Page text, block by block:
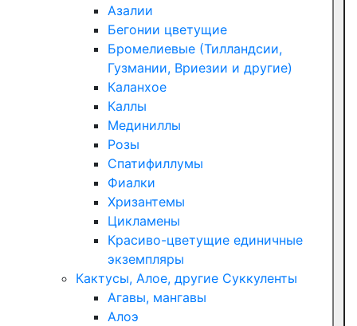
Азалии
Бегонии цветущие
Бромелиевые (Тилландсии,
Гузмании, Вриезии и другие)
Каланхое
Каллы
Мединиллы
Розы
Спатифиллумы
Фиалки
Хризантемы
Цикламены
Красиво-цветущие единичные
экземпляры
Кактусы, Алое, другие Суккуленты
Агавы, мангавы
Алоэ